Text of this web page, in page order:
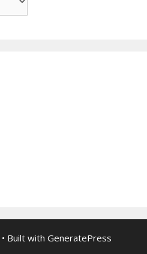
• Built with GeneratePress